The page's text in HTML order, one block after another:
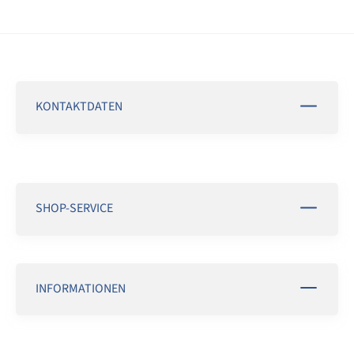
KONTAKTDATEN
SHOP-SERVICE
INFORMATIONEN